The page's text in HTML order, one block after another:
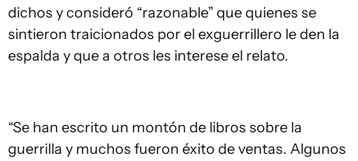
dichos y consideró “razonable” que quienes se
sintieron traicionados por el exguerrillero le den la
espalda y que a otros les interese el relato.
“Se han escrito un montón de libros sobre la
guerrilla y muchos fueron éxito de ventas. Algunos